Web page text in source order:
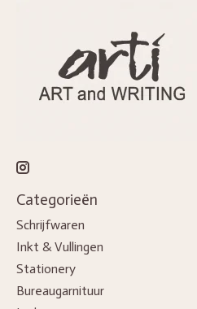
Categorieën
Schrijfwaren
Inkt & Vullingen
Stationery
Bureaugarnituur